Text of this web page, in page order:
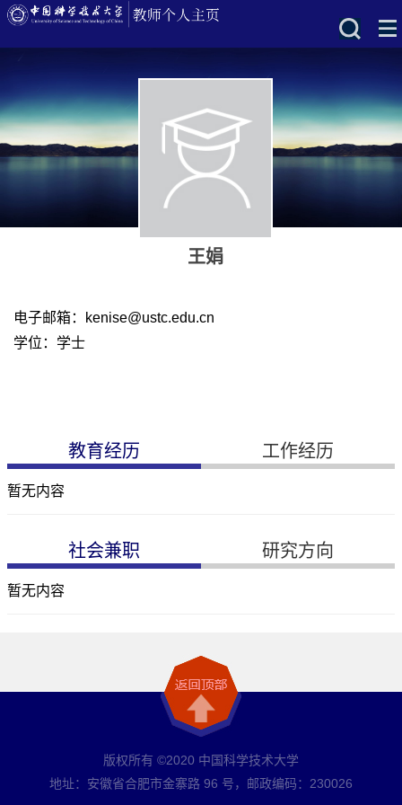
王娟
电子邮箱：
kenise@ustc.edu.cn
学位：学士
教育经历 工作经历
暂无内容
社会兼职 研究方向
暂无内容
版权所有 ©2020 中国科学技术大学
地址：安徽省合肥市金寨路 96 号，邮政编码：230026